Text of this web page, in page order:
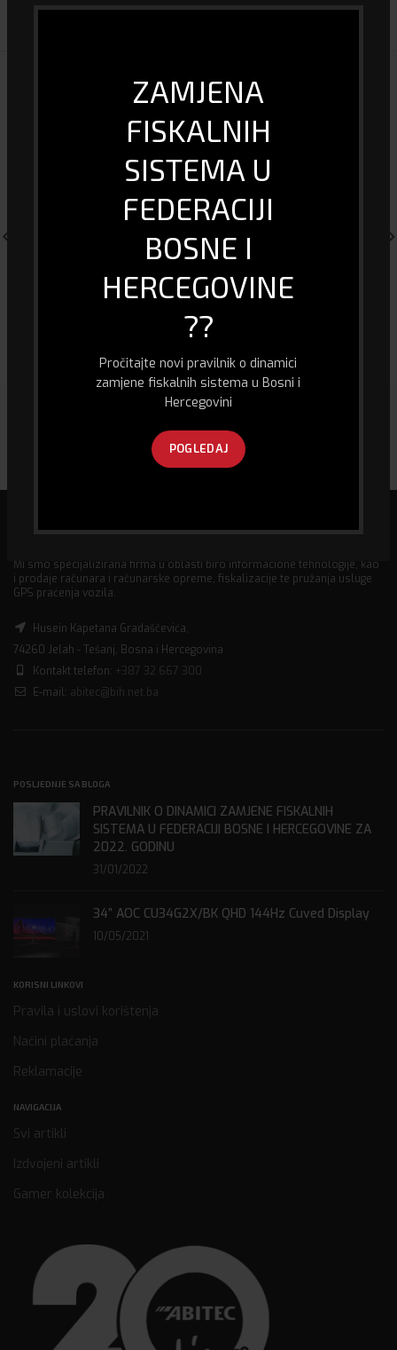
ZAMJENA
FISKALNIH
SISTEMA U
FEDERACIJI
BOSNE I
HERCEGOVINE
??
Pročitajte novi pravilnik o dinamici
zamjene fiskalnih sistema u Bosni i
Hercegovini
POGLEDAJ
Mi smo specijalizirana firma u oblasti biro informacione tehnologije, kao
i prodaje računara i računarske opreme, fiskalizacije te pružanja usluge
GPS praćenja vozila.
Husein Kapetana Gradaščevića,
74260 Jelah - Tešanj, Bosna i Hercegovina
Kontakt telefon: +387 32 667 300
E-mail: abitec@bih.net.ba
POSLJEDNJE SA BLOGA
PRAVILNIK O DINAMICI ZAMJENE FISKALNIH
SISTEMA U FEDERACIJI BOSNE I HERCEGOVINE ZA
2022. GODINU
31/01/2022
34” AOC CU34G2X/BK QHD 144Hz Cuved Display
10/05/2021
KORISNI LINKOVI
Pravila i uslovi korištenja
Načini plaćanja
Reklamacije
NAVIGACIJA
Svi artikli
Izdvojeni artikli
Gamer kolekcija